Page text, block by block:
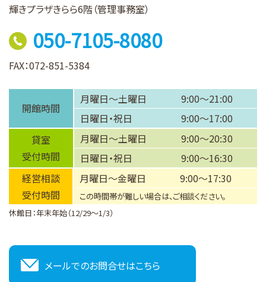
輝きプラザきらら6階（管理事務室）
050-7105-8080
FAX：072-851-5384
開館時間
月曜日～土曜日
9:00～21:00
日曜日・祝日
9:00～17:00
貸室
受付時間
月曜日～土曜日
9:00～20:30
日曜日・祝日
9:00～16:30
経営相談
受付時間
月曜日～金曜日 9:00～17:30
この時間帯が難しい場合は、ご相談ください。
休館日：年末年始（12/29～1/3）
メールでのお問合せはこちら